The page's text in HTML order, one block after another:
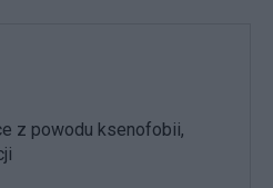
z powodu ksenofobii,